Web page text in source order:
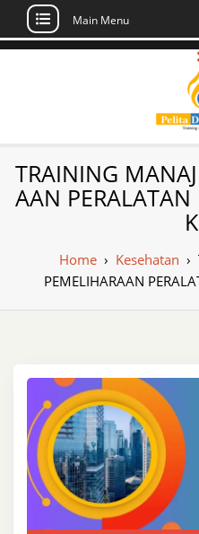
Skip
Main Menu
TRAINING
AAN
Home› Kesehatan ›
PEMELIHARAAN